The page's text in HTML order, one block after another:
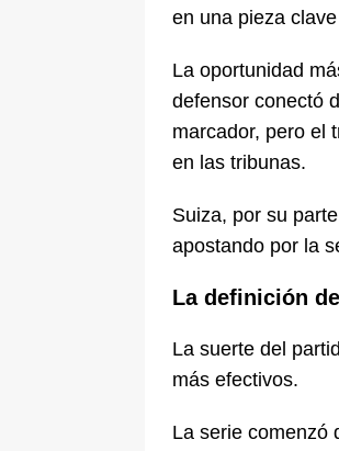
en una pieza
La oportunidad
defensor conectó
marcador, pero el
en las tribunas.
Suiza, por su
apostando por la
La definición
La suerte del
más efectivos.
La serie comenzó